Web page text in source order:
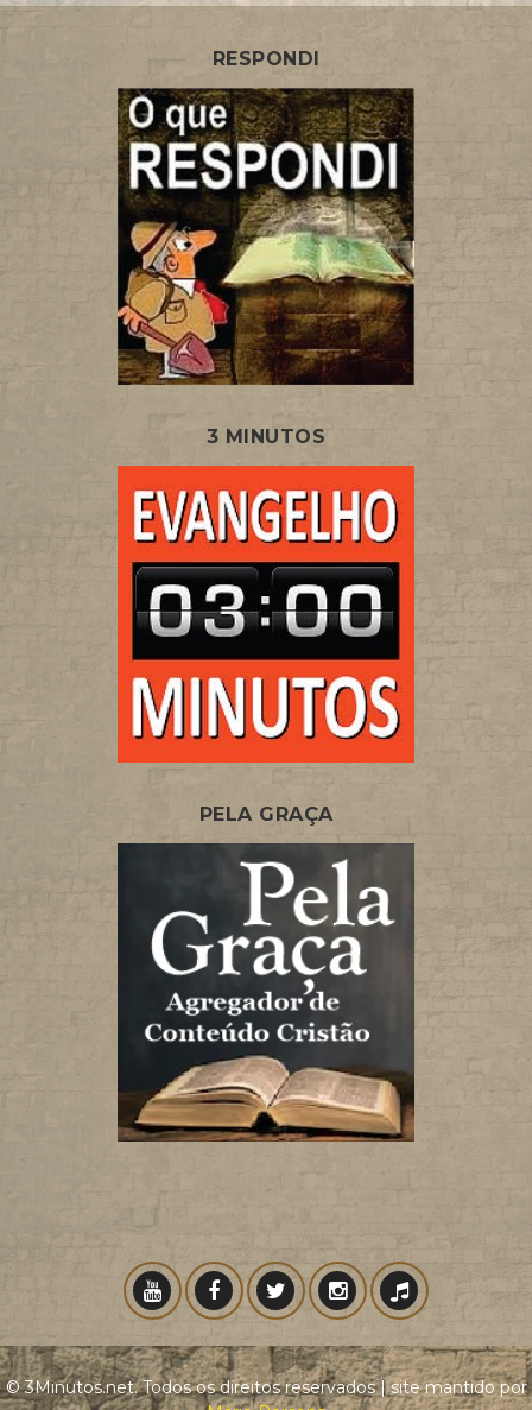
RESPONDI
3 MINUTOS
PELA GRAÇA
© 3Minutos.net. Todos os direitos reservados | site mantido por